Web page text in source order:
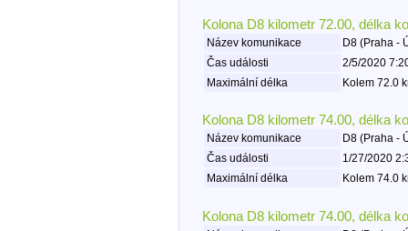
Kolona D8 kilometr 72.00, délka
Název komunikace
D8 (Praha -
Čas události
2/5/2020
Maximální délka
Kolem 72.0
Kolona D8 kilometr 74.00, délka
Název komunikace
D8 (Praha -
Čas události
1/27/2020
Maximální délka
Kolem 74.0
Kolona D8 kilometr 74.00, délka